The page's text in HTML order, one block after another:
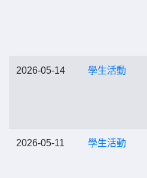
2026-05-14 學生活動
2026-05-11 學生活動